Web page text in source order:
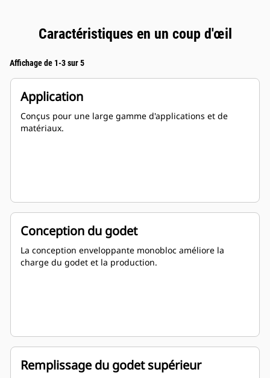
Caractéristiques en un coup d'œil
Affichage de 1-3 sur 5
Application
Conçus pour une large gamme d'applications et de
matériaux.
Conception du godet
La conception enveloppante monobloc améliore la
charge du godet et la production.
Remplissage du godet supérieur